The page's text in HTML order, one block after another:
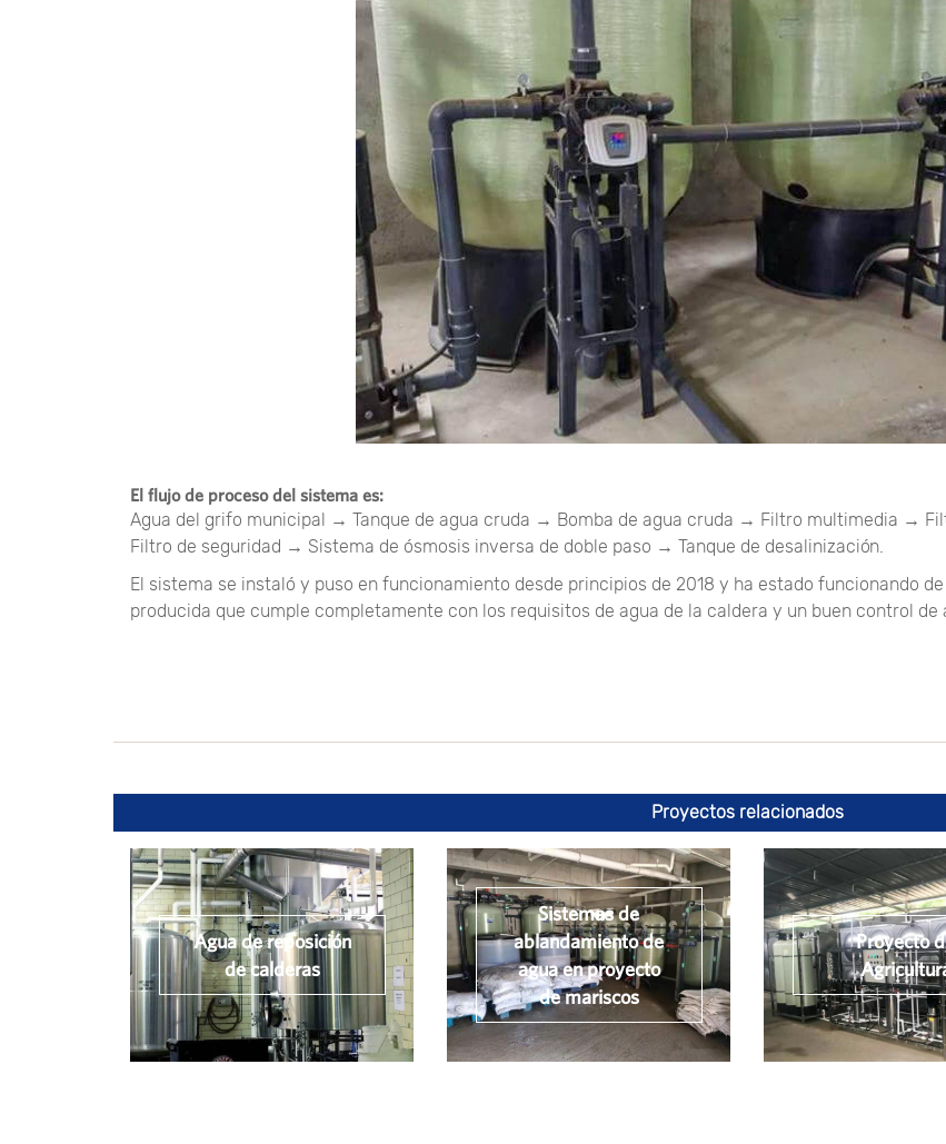
El flujo de proceso del sistema es:
Agua del grifo municipal → Tanque de agua cruda → Bomba de agua cruda → Filtro multimedia →
Filtro de seguridad → Sistema de ósmosis inversa de doble paso → Tanque de desalinización.
El sistema se instaló y puso en funcionamiento desde principios de 2018 y ha estado funcionando
producida que cumple completamente con los requisitos de agua de la caldera y un buen control de
Proyectos relacionados
Agua de reposición
de calderas
Sistemas de
ablandamiento de
agua en proyecto
de mariscos
Proyecto